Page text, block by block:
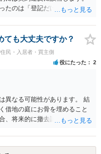
たのは「登記だけなら実務上
せん。 ただ、解除まで認めら
されたかどうかで判断されま
改築する等までなさらない限
れません。 しかしそれでも、
新時に更新料の上乗せを要求
する可能性は否定できませ
ても大丈夫ですか？
民・入居者・買主側
役にたった 2
異なる可能性があります。 結
借地の庭にお骨を埋めること
、将来的に撤去請求や退去時
体は墓地埋葬法違反や不法投
ではありません。しかし、建